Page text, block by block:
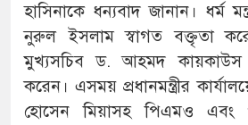
হাসিনাকে ধন্যবাদ জানান। ধর্ম
নুরুল ইসলাম স্বাগত বক্তৃতা
মুখ্যসচিব ড. আহমদ কায়কাউস
করেন। এসময় প্রধানমন্ত্রীর
হোসেন মিয়াসহ পিএমও এবং